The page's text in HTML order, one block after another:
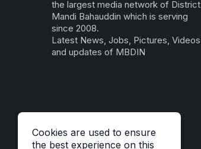
Cookies are used to ensure
the best experience on this
the largest media network of District
Mandi Bahauddin which is serving
since 2008.
Latest News, Jobs, Pictures, Videos
and updates of MBDIN